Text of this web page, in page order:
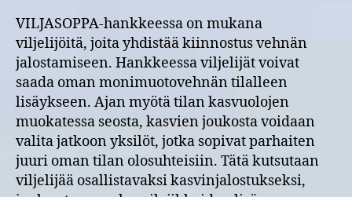
VILJASOPPA-hankkeessa on mukana
viljelijöitä, joita yhdistää kiinnostus vehnän
jalostamiseen. Hankkeessa viljelijät voivat
saada oman monimuotovehnän tilalleen
lisäykseen. Ajan myötä tilan kasvuolojen
muokatessa seosta, kasvien joukosta voidaan
valita jatkoon yksilöt, jotka sopivat parhaiten
juuri oman tilan olosuhteisiin. Tätä kutsutaan
viljelijää osallistavaksi kasvinjalostukseksi,